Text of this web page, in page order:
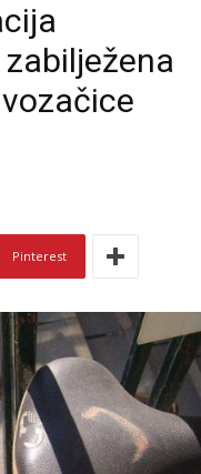
Pinterest